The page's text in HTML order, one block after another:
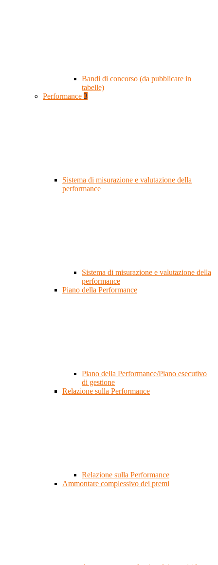
Bandi di concorso (da pubblicare in
tabelle)
Performance 3
Sistema di misurazione e valutazione della
performance
Sistema di misurazione e valutazione della
performance
Piano della Performance
Piano della Performance/Piano esecutivo
di gestione
Relazione sulla Performance
Relazione sulla Performance
Ammontare complessivo dei premi